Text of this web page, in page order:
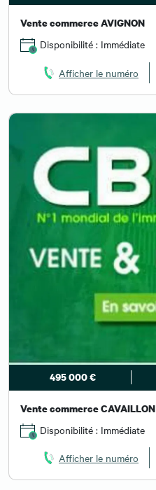
Vente commerce AVIGNON
Disponibilité : Immédiate
Afficher le numéro
495 000 €
Vente commerce CAVAILLON
Disponibilité : Immédiate
Afficher le numéro